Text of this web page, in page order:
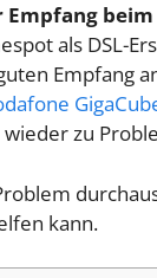
Empfang beim
als DSL-
Empfang
zu
kann.